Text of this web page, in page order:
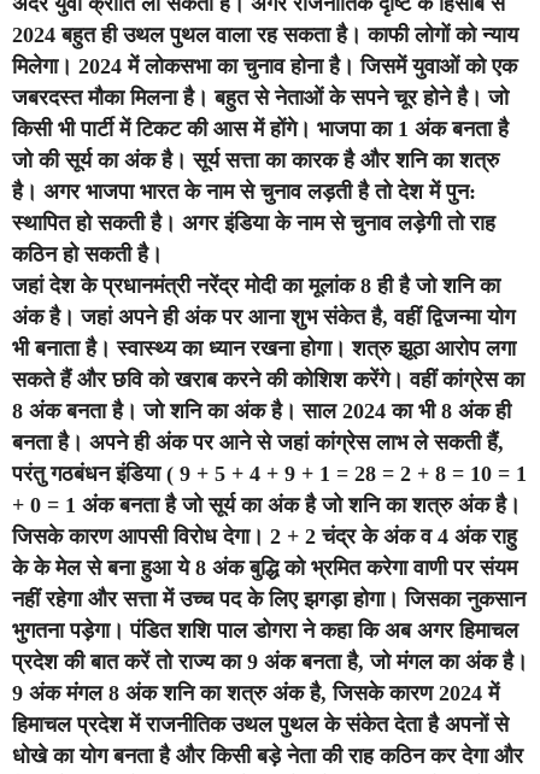
2024 बहुत ही उथल पुथल वाला रह सकता है। काफी लोगों को न्याय
मिलेगा। 2024 में लोकसभा का चुनाव होना है। जिसमें युवाओं को एक
जबरदस्त मौका मिलना है। बहुत से नेताओं के सपने चूर होने है। जो
किसी भी पार्टी में टिकट की आस में होंगे। भाजपा का 1 अंक बनता है
जो की सूर्य का अंक है। सूर्य सत्ता का कारक है और शनि का शत्रु
है। अगर भाजपा भारत के नाम से चुनाव लड़ती है तो देश में पुन:
स्थापित हो सकती है। अगर इंडिया के नाम से चुनाव लड़ेगी तो राह
कठिन हो सकती है।
जहां देश के प्रधानमंत्री नरेंद्र मोदी का मूलांक 8 ही है जो शनि का
अंक है। जहां अपने ही अंक पर आना शुभ संकेत है, वहीं द्विजन्मा योग
भी बनाता है। स्वास्थ्य का ध्यान रखना होगा। शत्रु झूठा आरोप लगा
सकते हैं और छवि को खराब करने की कोशिश करेंगे। वहीं कांग्रेस का
8 अंक बनता है। जो शनि का अंक है। साल 2024 का भी 8 अंक ही
बनता है। अपने ही अंक पर आने से जहां कांग्रेस लाभ ले सकती हैं,
परंतु गठबंधन इंडिया ( 9 + 5 + 4 + 9 + 1 = 28 = 2 + 8 = 10 = 1
+ 0 = 1 अंक बनता है जो सूर्य का अंक है जो शनि का शत्रु अंक है।
जिसके कारण आपसी विरोध देगा। 2 + 2 चंद्र के अंक व 4 अंक राहु
के के मेल से बना हुआ ये 8 अंक बुद्धि को भ्रमित करेगा वाणी पर संयम
नहीं रहेगा और सत्ता में उच्च पद के लिए झगड़ा होगा। जिसका नुकसान
भुगतना पड़ेगा। पंडित शशि पाल डोगरा ने कहा कि अब अगर हिमाचल
प्रदेश की बात करें तो राज्य का 9 अंक बनता है, जो मंगल का अंक है।
9 अंक मंगल 8 अंक शनि का शत्रु अंक है, जिसके कारण 2024 में
हिमाचल प्रदेश में राजनीतिक उथल पुथल के संकेत देता है अपनों से
धोखे का योग बनता है और किसी बड़े नेता की राह कठिन कर देगा और